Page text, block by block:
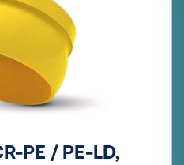
PE / PE-LD,